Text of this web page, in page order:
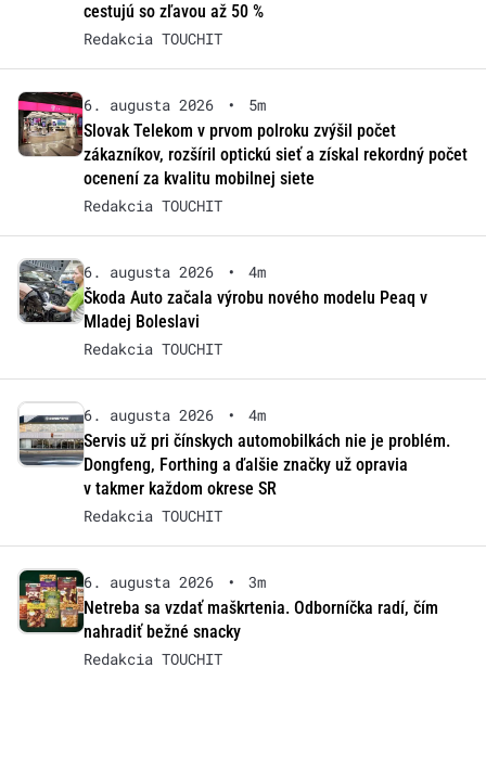
cestujú so zľavou až 50 %
Redakcia TOUCHIT
6. augusta 2026 •
5m
Slovak Telekom v prvom polroku zvýšil počet
zákazníkov, rozšíril optickú sieť a získal rekordný počet
ocenení za kvalitu mobilnej siete
Redakcia TOUCHIT
6. augusta 2026 •
4m
Škoda Auto začala výrobu nového modelu Peaq v
Mladej Boleslavi
Redakcia TOUCHIT
6. augusta 2026 •
4m
Servis už pri čínskych automobilkách nie je problém.
Dongfeng, Forthing a ďalšie značky už opravia
v takmer každom okrese SR
Redakcia TOUCHIT
6. augusta 2026 •
3m
Netreba sa vzdať maškrtenia. Odborníčka radí, čím
nahradiť bežné snacky
Redakcia TOUCHIT